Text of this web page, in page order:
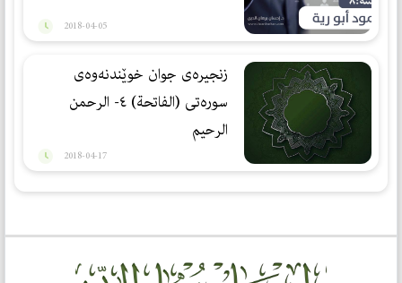
2018-04-05
زنجیره‌ی جوان خوێندنه‌وه‌ی
سوره‌تی (الفاتحة) ٤- الرحمن
الرحیم
2018-04-17